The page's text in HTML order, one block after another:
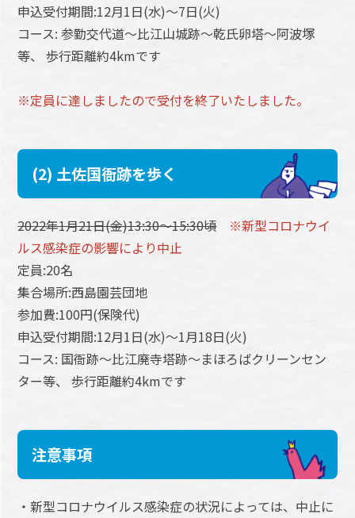
申込受付期間:12月1日(水)～7日(火)
コース: 参勤交代道～比江山城跡～乾氏卵塔～阿波塚
等、 歩行距離約4kmです
※定員に達しましたので受付を終了いたしました。
(2) 土佐国衙跡を歩く
2022年1月21日(金)13:30～15:30頃
※新型コロナウイ
ルス感染症の影響により中止
定員:20名
集合場所:西島園芸団地
参加費:100円(保険代)
申込受付期間:12月1日(水)～1月18日(火)
コース: 国衙跡～比江廃寺塔跡～まほろばクリーンセン
ター等、 歩行距離約4kmです
注意事項
・新型コロナウイルス感染症の状況によっては、中止に